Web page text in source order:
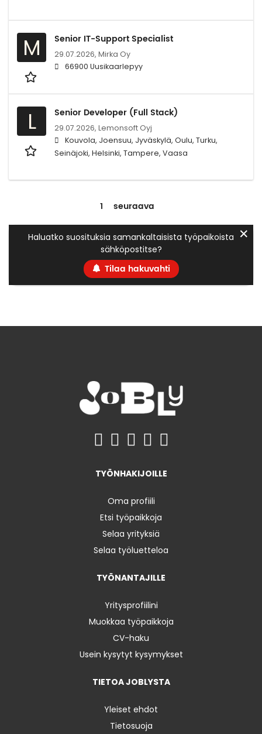
M Senior IT-Support Specialist
29.07.2026, Mirka Oy
66900 Uusikaarlepyy
L Senior Developer (Full Stack)
29.07.2026, Lemonsoft Oyj
Kouvola, Joensuu, Jyväskylä, Oulu, Turku,
Seinäjoki, Helsinki, Tampere, Vaasa
1 seuraava
Haluatko suosituksia samankaltaisista työpaikoista
sähköpostitse?
Tilaa hakuvahti
✕
TYÖNHAKIJOILLE
Oma profiili
Etsi työpaikkoja
Selaa yrityksiä
Selaa työluetteloa
TYÖNANTAJILLE
Yritysprofiilini
Muokkaa työpaikkoja
CV-haku
Usein kysytyt kysymykset
TIETOA JOBLYSTA
Yleiset ehdot
Tietosuoja